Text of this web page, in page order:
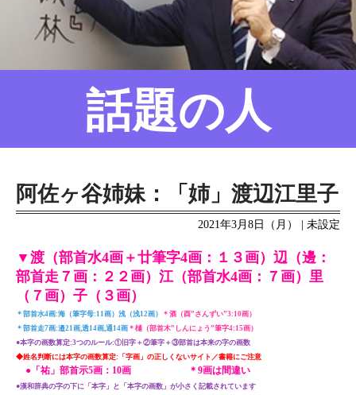
漢字の歴史
苗字100のルーツ
話題の人
阿佐ヶ谷姉妹：「姉」渡辺江里子
2021年3月8日（月） | 未設定
▼渡（部首水4画＋廿筆字4画：１３画）辺（邊：
部首走７画：２２画）江（部首水4画：７画）里
（７画）子（３画）
＊部首水4画:海（筆字母:11画）浅（浅12画）
＊酒（酉”さんずい”3:10画）
＊部首走7画:邉21画,透14画,通14画 ＊樋（部首木”しんにょう”筆字4:15画）
●本字の画数算定:3つのルール:①旧字＋②筆字＋③部首は本来の字の画数
◆姓名判断には本字の画数算定:「字画」の正しくないサイト／書籍にご注意
●「祐」部首示5画：10画 ＊9画は間違い
●漢和辞典の字の下に「本字」と「本字の画数」が小さく記載されています